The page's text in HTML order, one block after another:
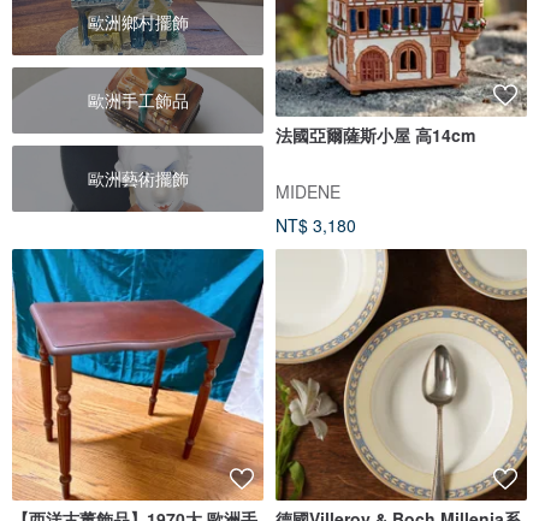
歐洲鄉村擺飾
歐洲手工飾品
歐洲藝術擺飾
法國亞爾薩斯小屋 高14cm
MIDENE
NT$ 3,180